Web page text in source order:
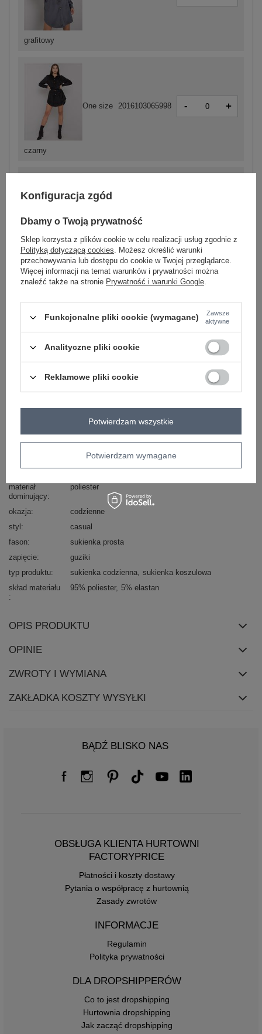
grafitowy
czarny
One size 2016103065998 - +
camelowy
One size 2016103065974
ZALOGUJ SIĘ I ZOBACZ CENĘ
Zadzwoń+48 601 547 740 Zadaj pytanie
dekolt
kołnierzyk
długi rękaw
długość
mini
materiał
dominujący
poliester
okazja
codzienne
styl
casual
fason
sukienka prosta
zapięcie
guziki
typ produktu
sukienka codzienna sukienka koszulowa
skład materiału
95% poliester 5% elastan
OPIS PRODUKTU
OPINIE
ZWROTY I WYMIANA
ZAKŁADKA KOSZTY WYSYŁKI
BĄDŹ BLISKO NAS
OBSŁUGA KLIENTA HURTOWNI
FACTORYPRICE
Płatności i koszty dostawy
Pytania o współpracę z hurtownią
Zasady zwrotów
INFORMACJE
Regulamin
Polityka prywatności
DLA DROPSHIPPERÓW
Co to jest dropshipping
Hurtownia dropshipping
Jak zacząć dropshipping
Konfiguracja zgód
Dbamy o Twoją prywatność
Sklep korzysta z plików cookie w celu realizacji usług zgodnie z
Polityką dotyczącą cookies. Możesz określić warunki
przechowywania lub dostępu do cookie w Twojej przeglądarce.
Więcej informacji na temat warunków i prywatności można
znaleźć także na stronie Prywatność i warunki Google.
Funkcjonalne pliki cookie (wymagane)
Zawsze
aktywne
Analityczne pliki cookie
Reklamowe pliki cookie
Potwierdzam wymagane
Potwierdzam wszystkie